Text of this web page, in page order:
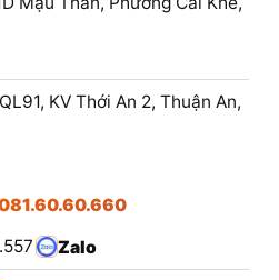
KV Thới An 2, Thuận An,
Zalo